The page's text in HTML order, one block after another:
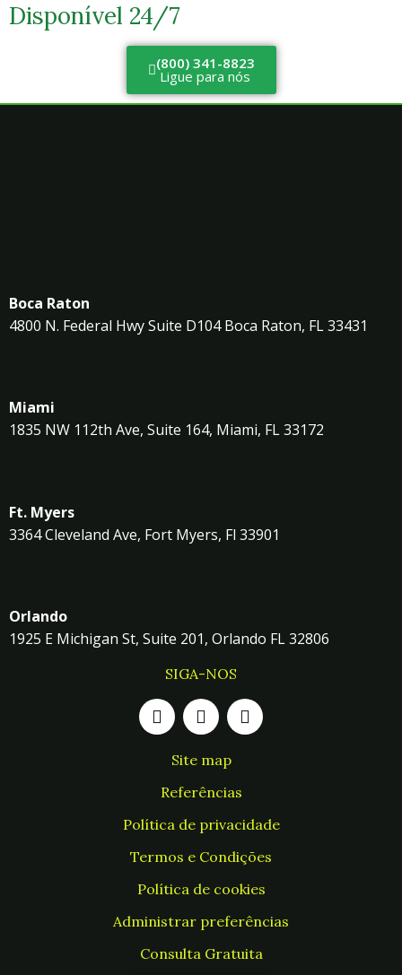
Disponível 24/7
(800) 341-8823
Ligue para nós
Boca Raton
4800 N. Federal Hwy Suite D104 Boca Raton, FL 33431
Miami
1835 NW 112th Ave, Suite 164, Miami, FL 33172
Ft. Myers
3364 Cleveland Ave, Fort Myers, Fl 33901
Orlando
1925 E Michigan St, Suite 201, Orlando FL 32806
SIGA-NOS
Site map
Referências
Política de privacidade
Termos e Condições
Política de cookies
Administrar preferências
Consulta Gratuita